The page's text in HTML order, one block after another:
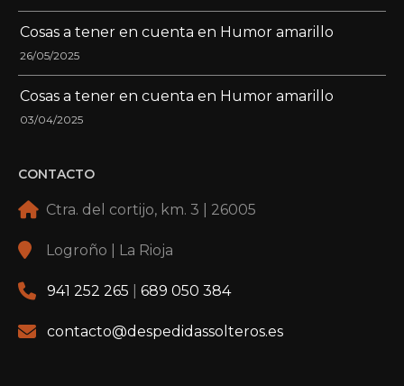
Cosas a tener en cuenta en Humor amarillo
26/05/2025
Cosas a tener en cuenta en Humor amarillo
03/04/2025
CONTACTO
Ctra. del cortijo, km. 3 | 26005
Logroño | La Rioja
941 252 265 689 050 384
contacto@despedidassolteros.es